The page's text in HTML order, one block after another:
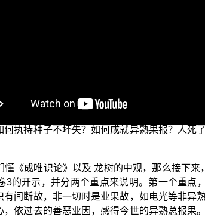
当时萧导师正在出版《阿含正义》，其中引
是中观正义。但是偈颂的意思，其实是要证
从快速开悟到疑窦重重〉，琅琊阁）
针对这段话
义的。因为 龙树菩萨和 平实导师都是依万法
义。
空如来藏”或“不空如来藏”都是了义的，因为
那生灭心来说一切法空，则他所说的一切法
师所说的真实如如、恒常不坏的心，那第八
何执持种子不坏失？如何成就异熟果报？人
《成唯识论》以及 龙树的中观，那么接下
3的开示，并分两个重点来说明。第一个重
间断故，非一切时是业果故，如电光等非
依过去的善恶业因，感得今世的异熟总报